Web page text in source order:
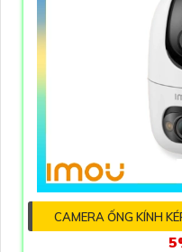
CAMERA ỐNG KÍNH